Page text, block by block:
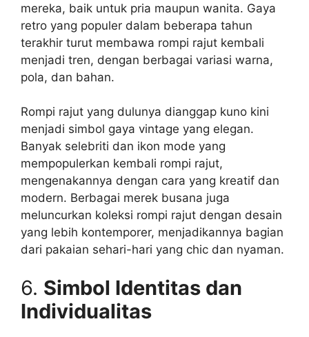
mereka, baik untuk pria maupun wanita. Gaya
retro yang populer dalam beberapa tahun
terakhir turut membawa rompi rajut kembali
menjadi tren, dengan berbagai variasi warna,
pola, dan bahan.
Rompi rajut yang dulunya dianggap kuno kini
menjadi simbol gaya vintage yang elegan.
Banyak selebriti dan ikon mode yang
mempopulerkan kembali rompi rajut,
mengenakannya dengan cara yang kreatif dan
modern. Berbagai merek busana juga
meluncurkan koleksi rompi rajut dengan desain
yang lebih kontemporer, menjadikannya bagian
dari pakaian sehari-hari yang chic dan nyaman.
6. Simbol Identitas dan
Individualitas